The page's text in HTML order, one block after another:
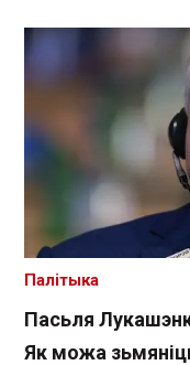
Пасьля
Як можа
Палітыка